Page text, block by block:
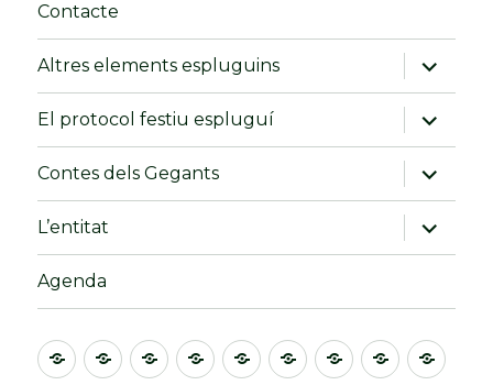
Contacte
Altres elements espluguins
amplia
el
menú
fill
El protocol festiu espluguí
amplia
el
menú
fill
Contes dels Gegants
amplia
el
menú
fill
L’entitat
amplia
el
menú
Agenda
Inici Els
Els
Els
La
Els
Contacte
AltresEl